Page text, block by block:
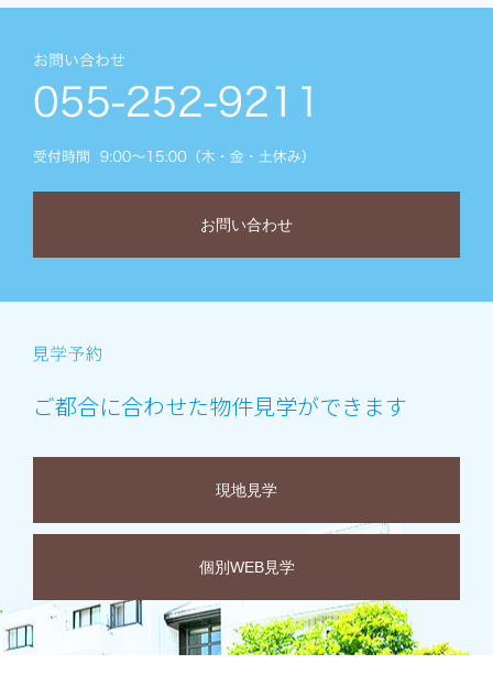
お問い合わせ
ご都合に合わせた物件見学ができます
現地見学
個別WEB見学